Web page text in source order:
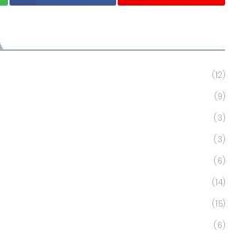
(12)
(9)
(3)
(3)
(6)
(14)
(15)
(6)